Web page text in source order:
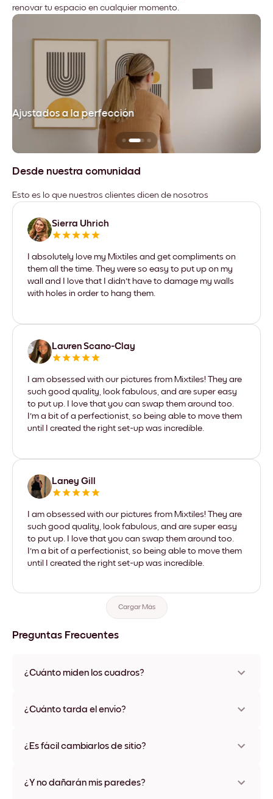
renovar tu espacio en cualquier momento.
Ajustados a la perfección
Desde nuestra comunidad
Esto es lo que nuestros clientes dicen de nosotros
Sierra Uhrich
I absolutely love my Mixtiles and get compliments on
them all the time. They were so easy to put up on my
wall and I love that I didn't have to damage my walls
with holes in order to hang them.
Lauren Scano-Clay
I am obsessed with our pictures from Mixtiles! They are
such good quality, look fabulous, and are super easy
to put up. I love that you can swap them around too.
I'm a bit of a perfectionist, so being able to move them
until I created the right set-up was incredible.
Laney Gill
I am obsessed with our pictures from Mixtiles! They are
such good quality, look fabulous, and are super easy
to put up. I love that you can swap them around too.
I'm a bit of a perfectionist, so being able to move them
until I created the right set-up was incredible.
Cargar Más
Preguntas Frecuentes
¿Cuánto miden los cuadros?
varios materiales y colores de marco, incluidas opciones sin
¿Cuánto tarda el envío?
disponibles en algunos países. Te enviaremos un número de
¿Es fácil cambiarlos de sitio?
ningún daño
¿Y no dañarán mis paredes?